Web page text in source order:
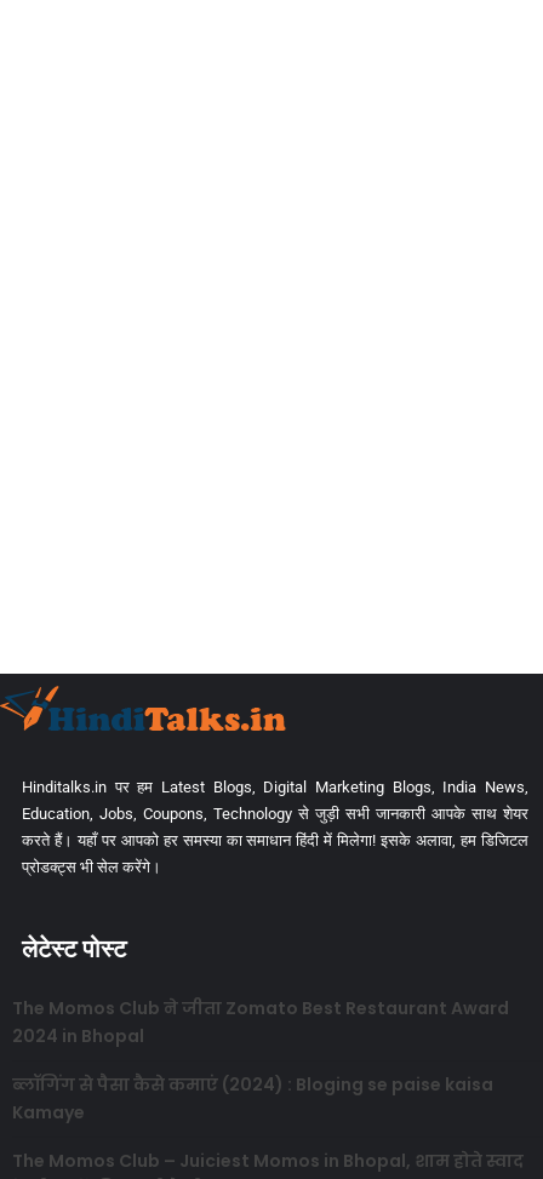
Hinditalks.in पर हम Latest Blogs, Digital Marketing Blogs, India News,
Education, Jobs, Coupons, Technology से जुड़ी सभी जानकारी आपके साथ शेयर
करते हैं। यहाँ पर आपको हर समस्या का समाधान हिंदी में मिलेगा! इसके अलावा, हम डिजिटल
प्रोडक्ट्स भी सेल करेंगे।
लेटेस्ट पोस्ट
The Momos Club ने जीता Zomato Best Restaurant Award
2024 in Bhopal
ब्लॉगिंग से पैसा कैसे कमाएं (2024) : Bloging se paise kaisa
Kamaye
The Momos Club – Juiciest Momos in Bhopal, शाम होते स्वाद